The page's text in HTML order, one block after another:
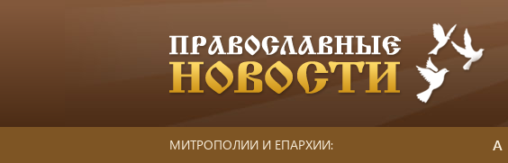
МИТРОПОЛИИ И ЕПАРХИИ: А